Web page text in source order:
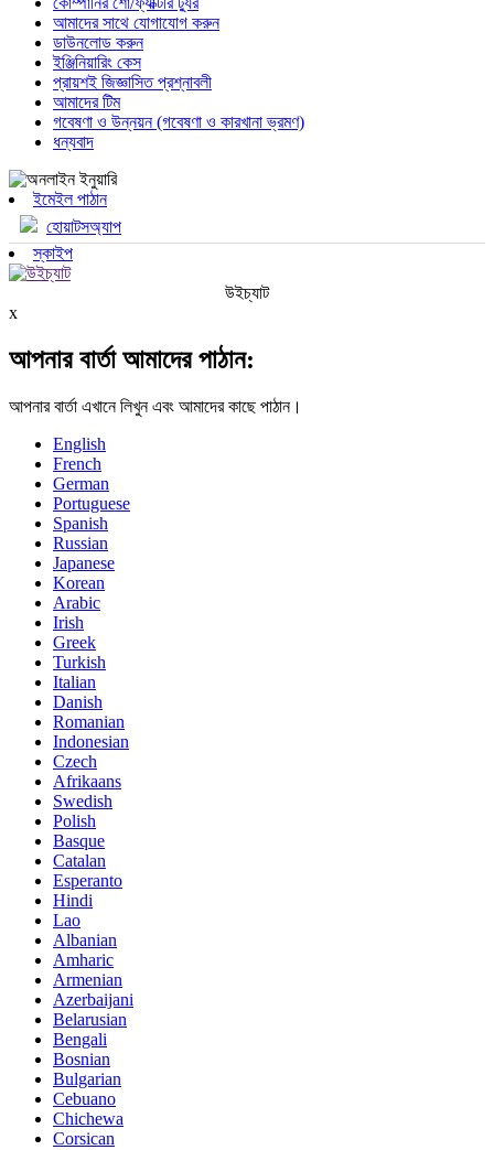
আমাদের সাথে যোগাযোগ করুন
ডাউনলোড করুন
ইঞ্জিনিয়ারিং কেস
প্রায়শই জিজ্ঞাসিত প্রশ্নাবলী
আমাদের টিম
গবেষণা ও উন্নয়ন (গবেষণা ও কারখানা ভ্রমণ)
ধন্যবাদ
ইমেইল পাঠান
হোয়াটসঅ্যাপ
স্কাইপ
উইচ্যাট
x
আপনার বার্তা আমাদের পাঠান:
আপনার বার্তা এখানে লিখুন এবং আমাদের কাছে পাঠান।
English
French
German
Portuguese
Spanish
Russian
Japanese
Korean
Arabic
Irish
Greek
Turkish
Italian
Danish
Romanian
Indonesian
Czech
Afrikaans
Swedish
Polish
Basque
Catalan
Esperanto
Hindi
Lao
Albanian
Amharic
Armenian
Azerbaijani
Belarusian
Bengali
Bosnian
Bulgarian
Cebuano
Chichewa
Corsican